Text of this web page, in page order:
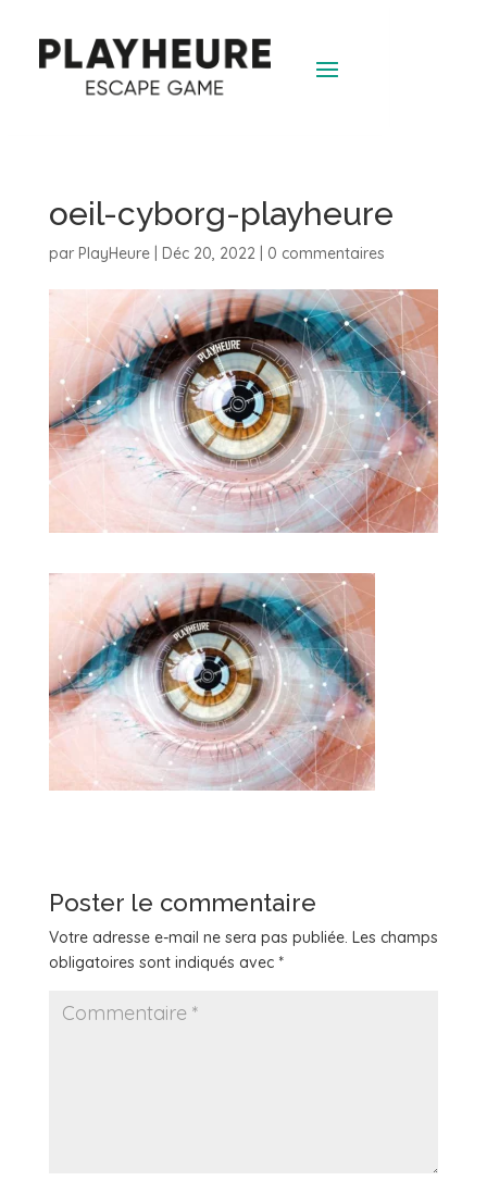
oeil-cyborg-playheure
par PlayHeure| Déc 20, 2022| 0 commentaires
Poster le commentaire
Votre adresse e-mail ne sera pas publiée. Les champs
obligatoires sont indiqués avec *